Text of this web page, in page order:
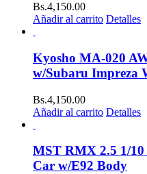
Bs.4,150.00
Añadir al carrito Detalles
Kyosho MA-020
w/Subaru Impreza
Bs.4,150.00
Añadir al carrito Detalles
MST RMX 2.5 1/
Car w/E92 Body